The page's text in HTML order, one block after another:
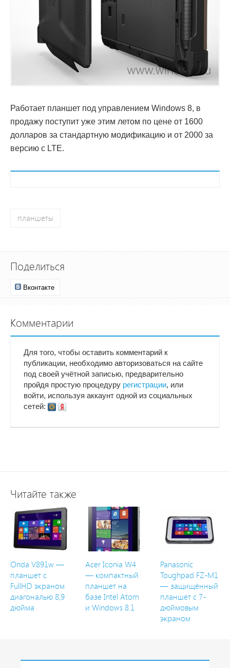
Работает планшет под управлением Windows 8, в
продажу поступит уже этим летом по цене от 1600
долларов за стандартную модификацию и от 2000 за
версию с LTE.
планшеты
Поделиться
Вконтакте
Комментарии
Для того, чтобы оставить комментарий к
публикации, необходимо авторизоваться на сайте
под своей учётной записью, предварительно
пройдя простую процедуру регистрации, или
войти, используя аккаунт одной из социальных
сетей:
Читайте также
Onda V891w —
планшет с
FullHD экраном
диагональю 8,9
дюйма
Acer Iconia W4
— компактный
планшет на
базе Intel Atom
и Windows 8.1
Panasonic
Toughpad FZ-M1
— защищённый
планшет с 7-
дюймовым
экраном